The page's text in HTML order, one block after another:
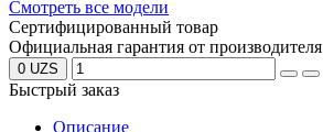
Смотреть все модели
Сертифицированный товар
Официальная гарантия от производителя
0 UZS
Быстрый заказ
Описание